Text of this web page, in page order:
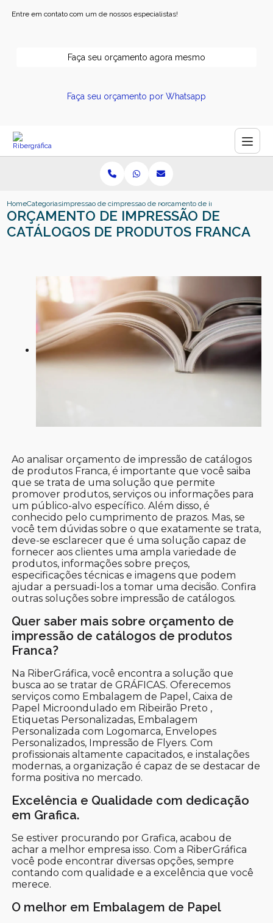
Entre em contato com um de nossos especialistas!
Faça seu orçamento agora mesmo
Faça seu orçamento por Whatsapp
HomeCategoriasimpressao de catalogosimpressao de revistas e catalogos
orcamento de impressao de
ORÇAMENTO DE IMPRESSÃO DE
CATÁLOGOS DE PRODUTOS FRANCA
Ao analisar orçamento de impressão de catálogos
de produtos Franca, é importante que você saiba
que se trata de uma solução que permite
promover produtos, serviços ou informações para
um público-alvo específico. Além disso, é
conhecido pelo cumprimento de prazos. Mas, se
você tem dúvidas sobre o que exatamente se trata,
deve-se esclarecer que é uma solução capaz de
fornecer aos clientes uma ampla variedade de
produtos, informações sobre preços,
especificações técnicas e imagens que podem
ajudar a persuadi-los a tomar uma decisão. Confira
outras soluções sobre impressão de catálogos.
Quer saber mais sobre orçamento de
impressão de catálogos de produtos
Franca?
Na RiberGráfica, você encontra a solução que
busca ao se tratar de GRÁFICAS. Oferecemos
serviços como Embalagem de Papel, Caixa de
Papel Microondulado em Ribeirão Preto ,
Etiquetas Personalizadas, Embalagem
Personalizada com Logomarca, Envelopes
Personalizados, Impressão de Flyers. Com
profissionais altamente capacitados, e instalações
modernas, a organização é capaz de se destacar de
forma positiva no mercado.
Excelência e Qualidade com dedicação
em Grafica.
Se estiver procurando por Grafica, acabou de
achar a melhor empresa isso. Com a RiberGráfica
você pode encontrar diversas opções, sempre
contando com qualidade e a excelência que você
merece.
O melhor em Embalagem de Papel